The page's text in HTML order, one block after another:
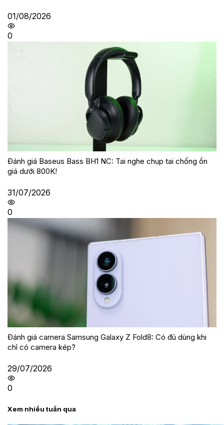
01/08/2026
0
Đánh giá Baseus Bass BH1 NC: Tai nghe chụp tai chống ồn
giá dưới 800K!
31/07/2026
0
Đánh giá camera Samsung Galaxy Z Fold8: Có đủ dùng khi
chỉ có camera kép?
29/07/2026
0
Xem nhiều tuần qua